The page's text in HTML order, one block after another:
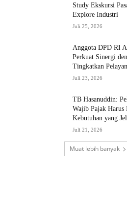
Study Ekskursi
Explore Industri
Juli 25, 2026
Anggota DPD RI
Perkuat Sinergi
Tingkatkan
Juli 23, 2026
TB Hasanuddin:
Wajib Pajak Harus
Kebutuhan yang
Juli 21, 2026
Muat lebih banyak